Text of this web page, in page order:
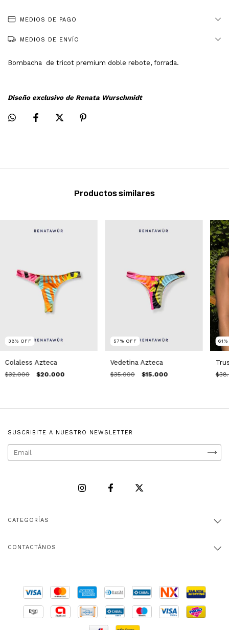
MEDIOS DE PAGO
MEDIOS DE ENVÍO
Bombacha de tricot premium doble rebote, forrada.
Diseño exclusivo de Renata Wurschmidt
Productos similares
38% OFF
Colaless Azteca
$32.000 $20.000
57% OFF
Vedetina Azteca
$35.000 $15.000
61
SUSCRIBITE A NUESTRO NEWSLETTER
CATEGORÍAS
CONTACTÁNOS